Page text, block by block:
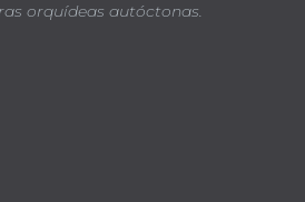
orquídeas autóctonas.